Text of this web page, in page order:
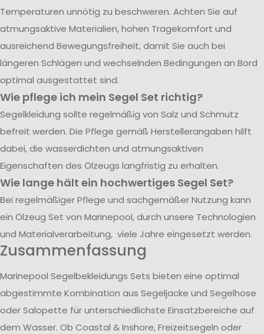
Temperaturen unnötig zu beschweren. Achten Sie auf
atmungsaktive Materialien, hohen Tragekomfort und
ausreichend Bewegungsfreiheit, damit Sie auch bei
längeren Schlägen und wechselnden Bedingungen an Bord
optimal ausgestattet sind.
Wie pflege ich mein Segel Set richtig?
Segelkleidung sollte regelmäßig von Salz und Schmutz
befreit werden. Die Pflege gemäß Herstellerangaben hilft
dabei, die wasserdichten und atmungsaktiven
Eigenschaften des Ölzeugs langfristig zu erhalten.
Wie lange hält ein hochwertiges Segel Set?
Bei regelmäßiger Pflege und sachgemäßer Nutzung kann
ein Ölzeug Set von Marinepool, durch unsere Technologien
und Materialverarbeitung, viele Jahre eingesetzt werden.
Zusammenfassung
Marinepool Segelbekleidungs Sets bieten eine optimal
abgestimmte Kombination aus Segeljacke und Segelhose
oder Salopette für unterschiedlichste Einsatzbereiche auf
dem Wasser. Ob Coastal & Inshore, Freizeitsegeln oder